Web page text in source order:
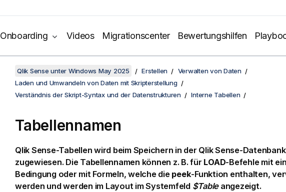
Onboarding Videos Migrationscenter Bewertungshilfen
Qlik Sense unter Windows May 2025 Erstellen
Verwalten von Daten
Laden und Umwandeln von Daten mit Skripterstellung
Verständnis der Skript-Syntax und der Datenstrukturen
Interne Tabellen
Tabellennamen
Qlik Sense-Tabellen wird beim Speichern in der Qlik Sense-
zugewiesen. Die Tabellennamen können z. B. für LOAD-Befehle mit
Bedingung oder mit Formeln, welche die peek-Funktion enthalten,
werden und werden im Layout im Systemfeld $Tableangezeigt.